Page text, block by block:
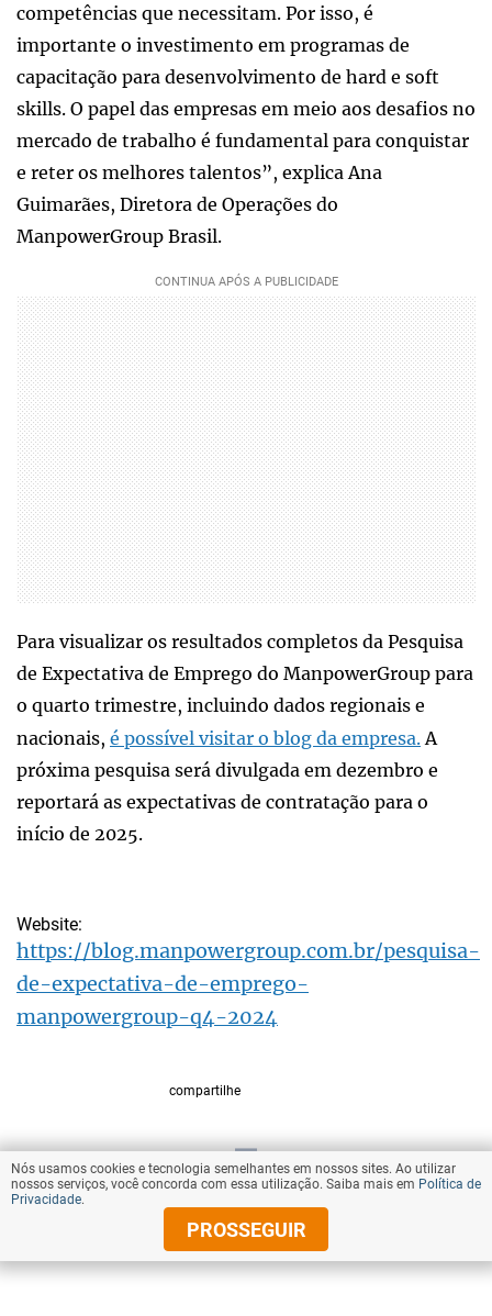
competências que necessitam. Por isso, é
importante o investimento em programas de
capacitação para desenvolvimento de hard e soft
skills. O papel das empresas em meio aos desafios no
mercado de trabalho é fundamental para conquistar
e reter os melhores talentos”, explica Ana
Guimarães, Diretora de Operações do
ManpowerGroup Brasil.
Para visualizar os resultados completos da Pesquisa
de Expectativa de Emprego do ManpowerGroup para
o quarto trimestre, incluindo dados regionais e
nacionais, é possível visitar o blog da empresa. A
próxima pesquisa será divulgada em dezembro e
reportará as expectativas de contratação para o
início de 2025.
Website:
https://blog.manpowergroup.com.br/pesquisa-
de-expectativa-de-emprego-
manpowergroup-q4-2024
compartilhe
VOLTAR AO TOPO
© Copyright 2025 Diários Associados
Nós usamos cookies e tecnologia semelhantes em nossos sites. Ao utilizar
nossos serviços, você concorda com essa utilização. Saiba mais em Política de
Privacidade.
PROSSEGUIR